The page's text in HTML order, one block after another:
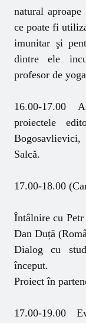
natural
ce poate fi
imunitar şi
dintre ele
profesor de
16.00-17.00
proiectele
Bogosavlievici,
Salcă.
17.00-18.00
Întâlnire cu
Dan Duță
Dialog cu
început.
Proiect în
17.00-19.00